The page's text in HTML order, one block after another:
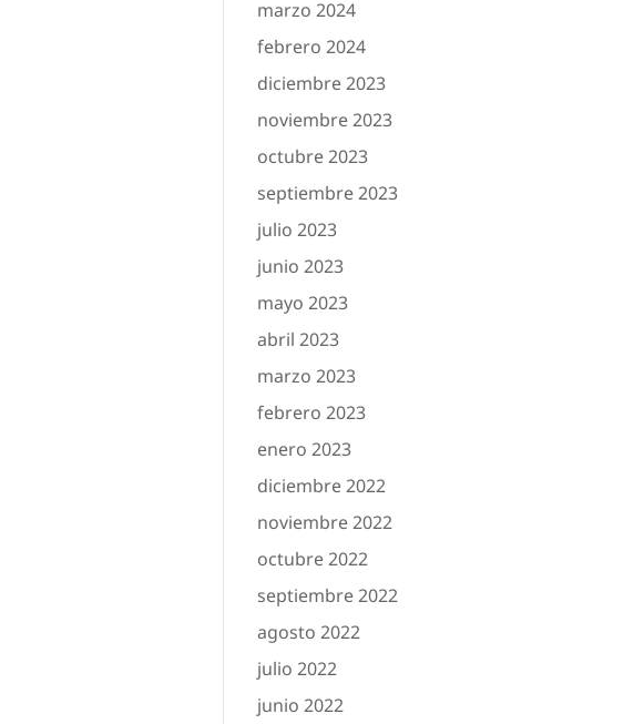
marzo 2024
febrero 2024
diciembre 2023
noviembre 2023
octubre 2023
septiembre 2023
julio 2023
junio 2023
mayo 2023
abril 2023
marzo 2023
febrero 2023
enero 2023
diciembre 2022
noviembre 2022
octubre 2022
septiembre 2022
agosto 2022
julio 2022
junio 2022